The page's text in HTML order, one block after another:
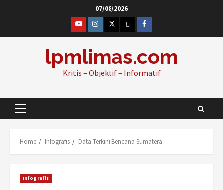
07/08/2026
@lpm_limas
Instagram
TwitterWhatsApp
Facebook
lpmlimas.com
Kritis – Objektif – Informatif
Primary
Home Infografis Data Terkini Bencana Sumatera
Infografis